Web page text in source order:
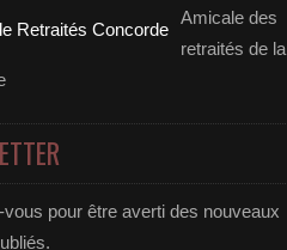
Amicale des
retraités de la
pour être averti des nouveaux